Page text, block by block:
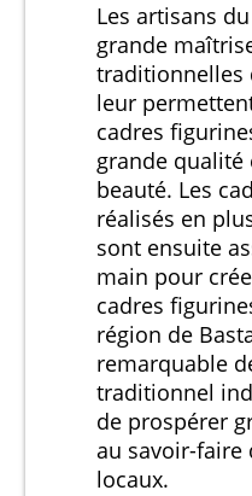
Les artisans
grande
traditionnelles
leur
cadres
grande qualité
beauté. Les
réalisés en
sont ensuite
main pour
cadres
région de
remarquable
traditionnel
de prospérer
au savoir-faire
locaux.